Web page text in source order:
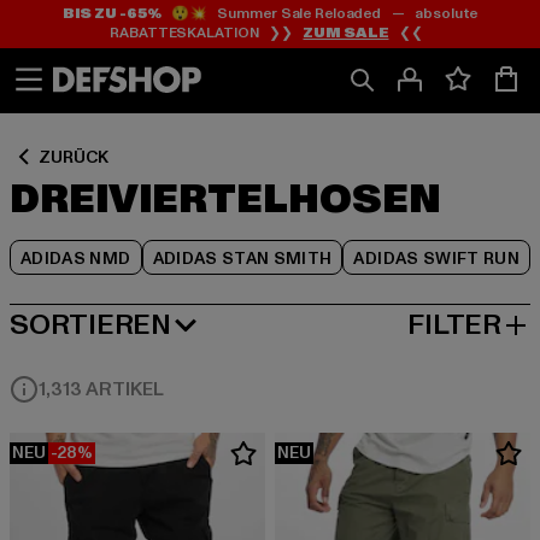
Zum
Inhalt
springen
Zum
Fußzeile
springen
BIS ZU -65%😲💥 Summer Sale Reloaded — absolute
RABATTESKALATION ❯❯ ZUM SALE ❮❮
ZURÜCK
DREIVIERTELHOSEN
ADIDAS NMD ADIDAS STAN SMITH ADIDAS SWIFT RUN
Zum
Produktraster
springen
SORTIEREN
BELIEBTESTE FILTER
1,313 ARTIKEL
NEU -28% NEU